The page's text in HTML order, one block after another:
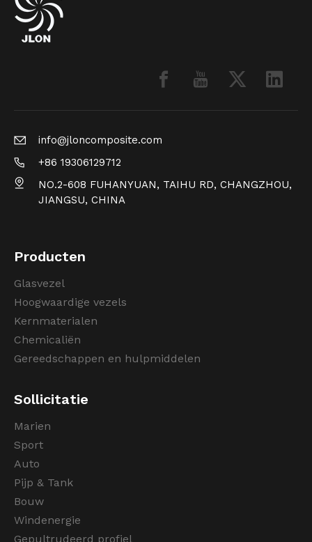
info@jloncomposite.com
+86 19306129712
NO.2-608 FUHANYUAN, TAIHU RD, CHANGZHOU,
JIANGSU, CHINA
Producten
Glasvezel
Hoogwaardige vezels
Kernmaterialen
Chemicaliën
Gereedschappen en hulpmiddelen
Sollicitatie
Marien
Sport
Auto
Pijp & Tank
Bouw
Windenergie
Gepultrudeerd profiel